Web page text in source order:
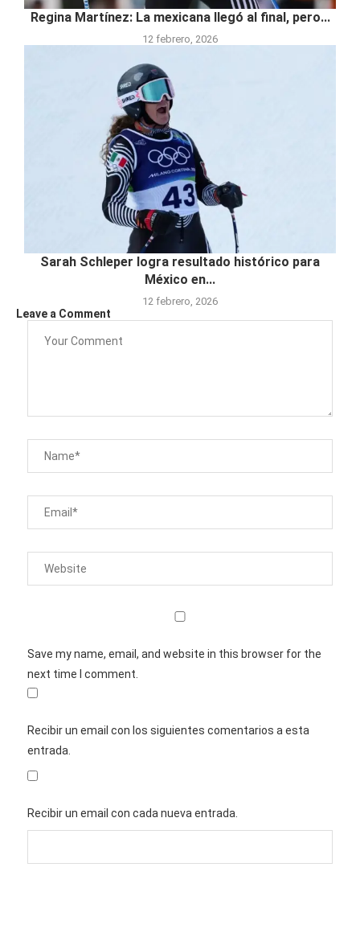
Regina Martínez: La mexicana llegó al final, pero...
12 febrero, 2026
Sarah Schleper logra resultado histórico para
México en...
12 febrero, 2026
Leave a Comment
Save my name, email, and website in this browser for the
next time I comment.
Recibir un email con los siguientes comentarios a esta
entrada.
Recibir un email con cada nueva entrada.